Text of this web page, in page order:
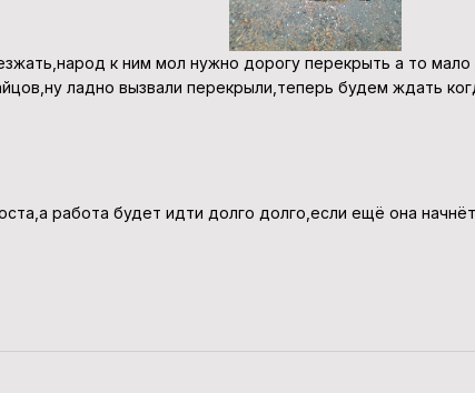
к ним мол нужно дорогу перекрыть а то
ладно вызвали перекрыли,теперь будем ждать
работа будет идти долго долго,если ещё она